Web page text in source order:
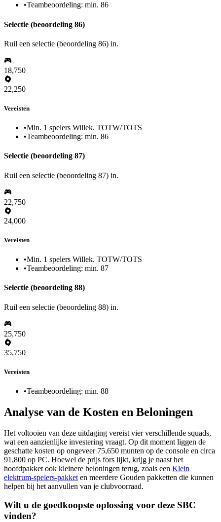
•Teambeoordeling: min. 86
Selectie (beoordeling 86)
Ruil een selectie (beoordeling 86) in.
18,750
22,250
Vereisten
•Min. 1 spelers Willek. TOTW/TOTS
•Teambeoordeling: min. 86
Selectie (beoordeling 87)
Ruil een selectie (beoordeling 87) in.
22,750
24,000
Vereisten
•Min. 1 spelers Willek. TOTW/TOTS
•Teambeoordeling: min. 87
Selectie (beoordeling 88)
Ruil een selectie (beoordeling 88) in.
25,750
35,750
Vereisten
•Teambeoordeling: min. 88
Analyse van de Kosten en Beloningen
Het voltooien van deze uitdaging vereist vier verschillende squads,
wat een aanzienlijke investering vraagt. Op dit moment liggen de
geschatte kosten op ongeveer 75,650 munten op de console en circa
91,800 op PC. Hoewel de prijs fors lijkt, krijg je naast het
hoofdpakket ook kleinere beloningen terug, zoals een Klein
elektrum-spelers-pakket en meerdere Gouden pakketten die kunnen
helpen bij het aanvullen van je clubvoorraad.
Wilt u de goedkoopste oplossing voor deze SBC
vinden?